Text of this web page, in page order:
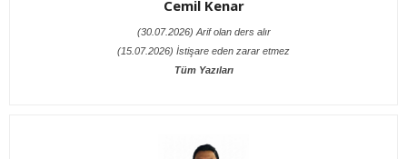
Cemil Kenar
(30.07.2026) Arif olan ders alır
(15.07.2026) İstişare eden zarar etmez
Tüm Yazıları